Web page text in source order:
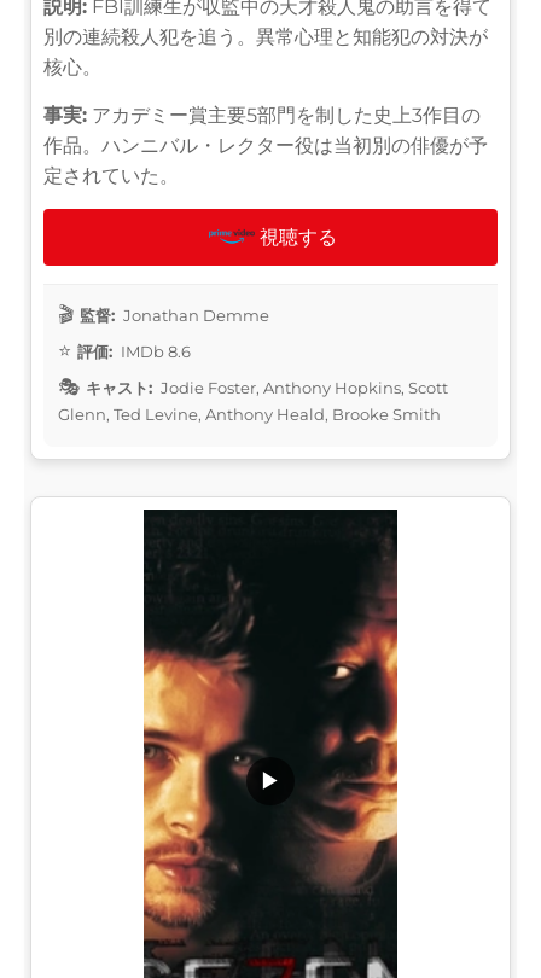
説明: FBI訓練生が収監中の天才殺人鬼の助言を得て
別の連続殺人犯を追う。異常心理と知能犯の対決が
核心。
事実: アカデミー賞主要5部門を制した史上3作目の
作品。ハンニバル・レクター役は当初別の俳優が予
定されていた。
視聴する
監督: Jonathan Demme
評価: IMDb 8.6
キャスト: Jodie Foster, Anthony Hopkins, Scott
Glenn, Ted Levine, Anthony Heald, Brooke Smith
▶